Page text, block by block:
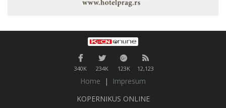
340K 234K 123K 12,123
Home |
Impresum
KOPERNIKUS ONLINE